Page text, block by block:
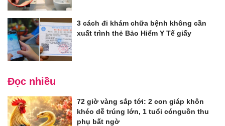
3 cách đi khám chữa bệnh không cần
xuất trình thẻ Bảo Hiểm Y Tế giấy
Đọc nhiều
72 giờ vàng sắp tới: 2 con giáp khôn
khéo dễ trúng lớn, 1 tuổi cónguồn thu
phụ bất ngờ